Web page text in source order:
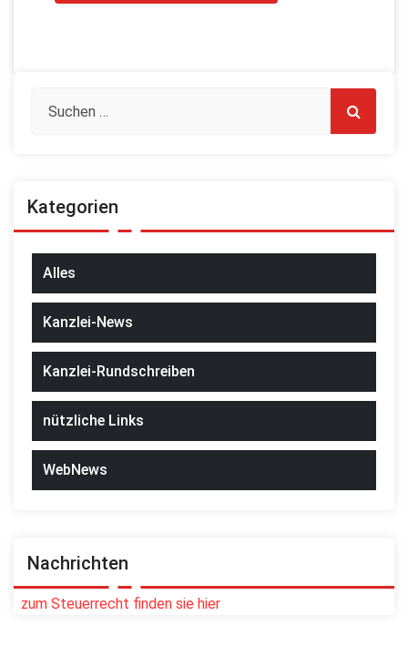
Kategorien
Alles
Kanzlei-News
Kanzlei-Rundschreiben
nützliche Links
WebNews
Nachrichten
zum Steuerrecht finden sie hier